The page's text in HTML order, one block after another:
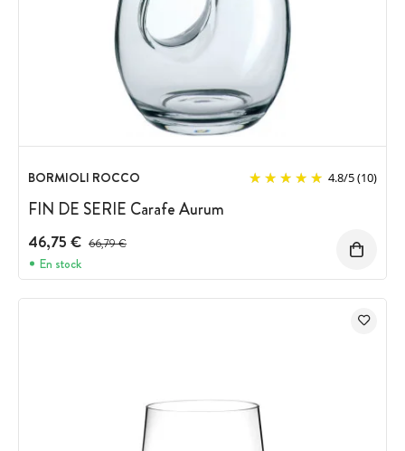
BORMIOLI ROCCO 4.8/5(10)
FIN DE SERIE Carafe Aurum
46,75 € Prix avant réduction :
66,79 €
En stock